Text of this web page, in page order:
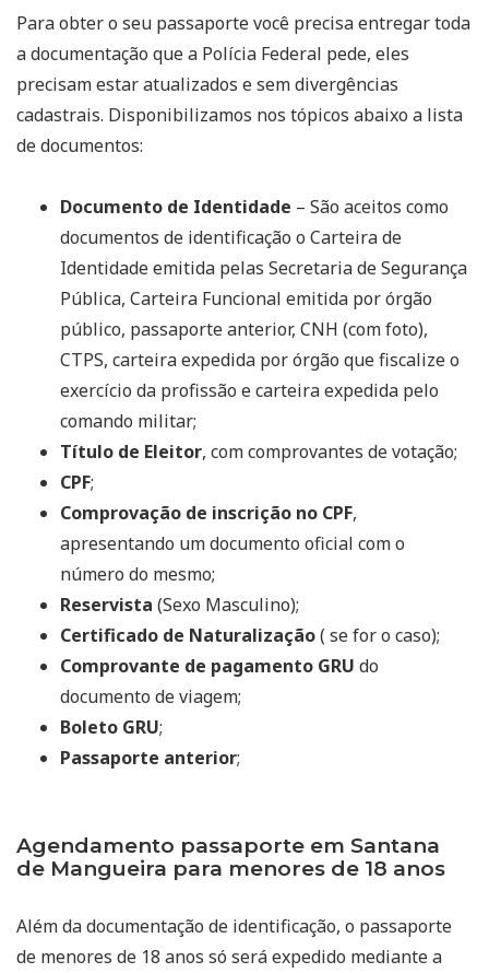
Para obter o seu passaporte você precisa entregar toda
a documentação que a Polícia Federal pede, eles
precisam estar atualizados e sem divergências
cadastrais. Disponibilizamos nos tópicos abaixo a lista
de documentos:
Documento de Identidade – São aceitos como
documentos de identificação o Carteira de
Identidade emitida pelas Secretaria de Segurança
Pública, Carteira Funcional emitida por órgão
público, passaporte anterior, CNH (com foto),
CTPS, carteira expedida por órgão que fiscalize o
exercício da profissão e carteira expedida pelo
comando militar;
Título de Eleitor, com comprovantes de votação;
CPF;
Comprovação de inscrição no CPF,
apresentando um documento oficial com o
número do mesmo;
Reservista (Sexo Masculino);
Certificado de Naturalização( se for o caso);
Comprovante de pagamento GRU do
documento de viagem;
Boleto GRU;
Passaporte anterior;
Agendamento passaporte em Santana
de Mangueira para menores de 18 anos
Além da documentação de identificação, o passaporte
de menores de 18 anos só será expedido mediante a